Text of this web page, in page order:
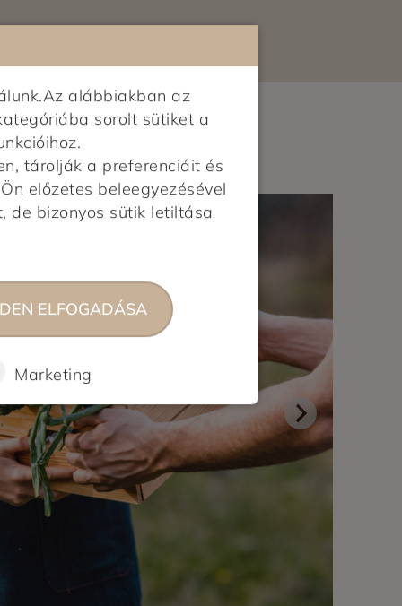
alábbiakban az
sorolt sütiket a
tárolják a preferenciáit és
előzetes beleegyezésével
de bizonyos sütik letiltása
ELFOGADÁSA
Marketing